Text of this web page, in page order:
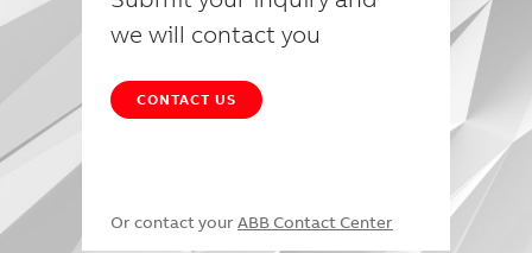
we will contact you
CONTACT US
Or contact your ABB Contact Center